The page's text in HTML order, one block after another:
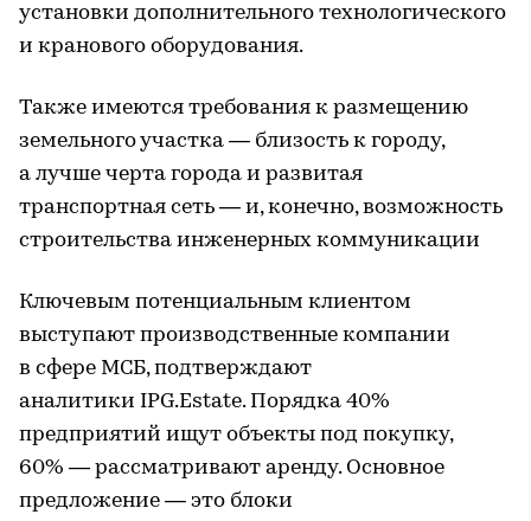
установки дополнительного технологического
и кранового оборудования.
Также имеются требования к размещению
земельного участка — близость к городу,
а лучше черта города и развитая
транспортная сеть — и, конечно, возможность
строительства инженерных коммуникации
Ключевым потенциальным клиентом
выступают производственные компании
в сфере МСБ, подтверждают
аналитики IPG.Estate. Порядка 40%
предприятий ищут объекты под покупку,
60% — рассматривают аренду. Основное
предложение — это блоки